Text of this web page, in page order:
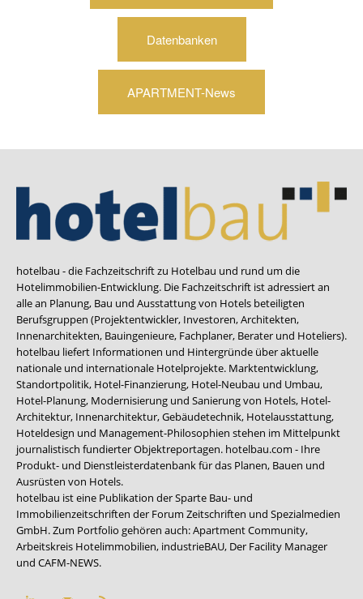
Datenbanken
APARTMENT-News
hotelbau - die Fachzeitschrift zu Hotelbau und rund um die
Hotelimmobilien-Entwicklung. Die Fachzeitschrift ist adressiert an
alle an Planung, Bau und Ausstattung von Hotels beteiligten
Berufsgruppen (Projektentwickler, Investoren, Architekten,
Innenarchitekten, Bauingenieure, Fachplaner, Berater und Hoteliers).
hotelbau liefert Informationen und Hintergründe über aktuelle
nationale und internationale Hotelprojekte. Marktentwicklung,
Standortpolitik, Hotel-Finanzierung, Hotel-Neubau und Umbau,
Hotel-Planung, Modernisierung und Sanierung von Hotels, Hotel-
Architektur, Innenarchitektur, Gebäudetechnik, Hotelausstattung,
Hoteldesign und Management-Philosophien stehen im Mittelpunkt
journalistisch fundierter Objektreportagen. hotelbau.com - Ihre
Produkt- und Dienstleisterdatenbank für das Planen, Bauen und
Ausrüsten von Hotels.
hotelbau ist eine Publikation der Sparte Bau- und
Immobilienzeitschriften der Forum Zeitschriften und Spezialmedien
GmbH. Zum Portfolio gehören auch:Apartment Community,
Arbeitskreis Hotelimmobilien, industrieBAU, Der Facility Manager
und CAFM-NEWS.